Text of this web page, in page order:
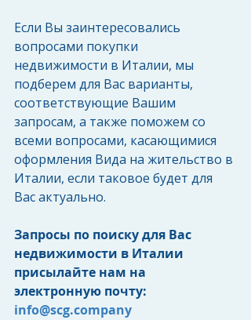
Если Вы заинтересовались
вопросами покупки
недвижимости в Италии, мы
подберем для Вас варианты,
соответствующие Вашим
запросам, а также поможем со
всеми вопросами, касающимися
оформления Вида на жительство в
Италии, если таковое будет для
Вас актуально.
Запросы по поиску для Вас
недвижимости в Италии
присылайте нам на
электронную почту:
info@scg.company